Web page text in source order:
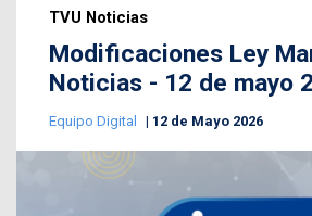
TVU Noticias
Modificaciones Ley
Noticias - 12 de mayo
Equipo Digital 12 de Mayo 2026